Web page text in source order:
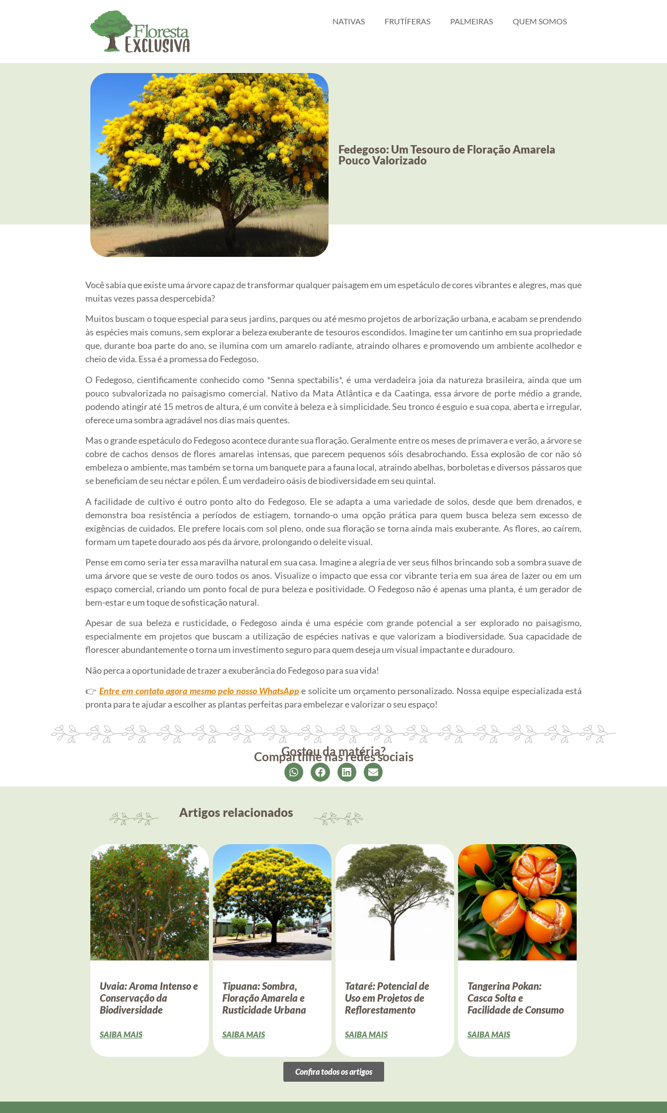
NATIVAS FRUTÍFERAS PALMEIRAS QUEM SOMOS
Fedegoso: Um Tesouro de Floração Amarela
Pouco Valorizado
Você sabia que existe uma árvore capaz de transformar qualquer paisagem em um espetáculo de cores vibrantes e alegres, mas que
muitas vezes passa despercebida?
Muitos buscam o toque especial para seus jardins, parques ou até mesmo projetos de arborização urbana, e acabam se prendendo
às espécies mais comuns, sem explorar a beleza exuberante de tesouros escondidos. Imagine ter um cantinho em sua propriedade
que, durante boa parte do ano, se ilumina com um amarelo radiante, atraindo olhares e promovendo um ambiente acolhedor e
cheio de vida. Essa é a promessa do Fedegoso.
O Fedegoso, cientificamente conhecido como *Senna spectabilis*, é uma verdadeira joia da natureza brasileira, ainda que um
pouco subvalorizada no paisagismo comercial. Nativo da Mata Atlântica e da Caatinga, essa árvore de porte médio a grande,
podendo atingir até 15 metros de altura, é um convite à beleza e à simplicidade. Seu tronco é esguio e sua copa, aberta e irregular,
oferece uma sombra agradável nos dias mais quentes.
Mas o grande espetáculo do Fedegoso acontece durante sua floração. Geralmente entre os meses de primavera e verão, a árvore se
cobre de cachos densos de flores amarelas intensas, que parecem pequenos sóis desabrochando. Essa explosão de cor não só
embeleza o ambiente, mas também se torna um banquete para a fauna local, atraindo abelhas, borboletas e diversos pássaros que
se beneficiam de seu néctar e pólen. É um verdadeiro oásis de biodiversidade em seu quintal.
A facilidade de cultivo é outro ponto alto do Fedegoso. Ele se adapta a uma variedade de solos, desde que bem drenados, e
demonstra boa resistência a períodos de estiagem, tornando-o uma opção prática para quem busca beleza sem excesso de
exigências de cuidados. Ele prefere locais com sol pleno, onde sua floração se torna ainda mais exuberante. As flores, ao caírem,
formam um tapete dourado aos pés da árvore, prolongando o deleite visual.
Pense em como seria ter essa maravilha natural em sua casa. Imagine a alegria de ver seus filhos brincando sob a sombra suave de
uma árvore que se veste de ouro todos os anos. Visualize o impacto que essa cor vibrante teria em sua área de lazer ou em um
espaço comercial, criando um ponto focal de pura beleza e positividade. O Fedegoso não é apenas uma planta, é um gerador de
bem-estar e um toque de sofisticação natural.
Apesar de sua beleza e rusticidade, o Fedegoso ainda é uma espécie com grande potencial a ser explorado no paisagismo,
especialmente em projetos que buscam a utilização de espécies nativas e que valorizam a biodiversidade. Sua capacidade de
florescer abundantemente o torna um investimento seguro para quem deseja um visual impactante e duradouro.
Não perca a oportunidade de trazer a exuberância do Fedegoso para sua vida!
👉 Entre em contato agora mesmo pelo nosso WhatsAppe solicite um orçamento personalizado. Nossa equipe especializada está
pronta para te ajudar a escolher as plantas perfeitas para embelezar e valorizar o seu espaço!
Gostou da matéria?
Compartilhe nas redes sociais
Artigos relacionados
Uvaia: Aroma Intenso e
Conservação da
Biodiversidade
SAIBA MAIS
Tipuana: Sombra,
Floração Amarela e
Rusticidade Urbana
SAIBA MAIS
Tataré: Potencial de
Uso em Projetos de
Reflorestamento
SAIBA MAIS
Tangerina Pokan:
Casca Solta e
Facilidade de Consumo
SAIBA MAIS
Confira todos os artigos